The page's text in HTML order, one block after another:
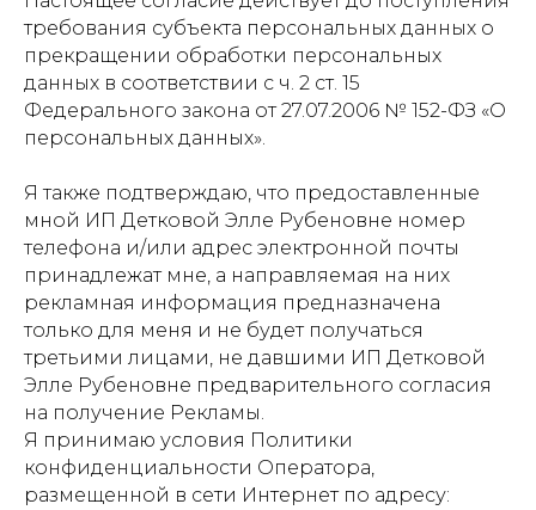
требования субъекта персональных данных о
прекращении обработки персональных
данных в соответствии с ч. 2 ст. 15
Федерального закона от 27.07.2006 № 152-ФЗ «О
персональных данных».
Я также подтверждаю, что предоставленные
мной ИП Детковой Элле Рубеновне номер
телефона и/или адрес электронной почты
принадлежат мне, а направляемая на них
рекламная информация предназначена
только для меня и не будет получаться
третьими лицами, не давшими ИП Детковой
Элле Рубеновне предварительного согласия
на получение Рекламы.
Я принимаю условия Политики
конфиденциальности Оператора,
размещенной в сети Интернет по адресу: